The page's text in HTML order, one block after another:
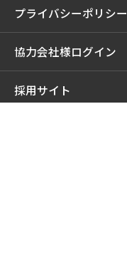
プライバシーポリシー
協力会社様ログイン
採用サイト